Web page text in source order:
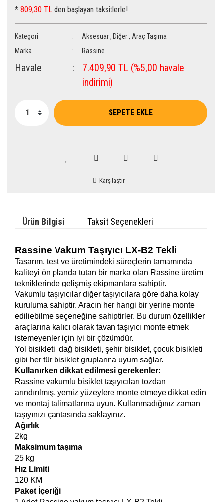
* 809,30 TL den başlayan taksitlerle!
Kategori Aksesuar , Diğer , Araç Taşıma
Marka
Rassine
Havale
7.409,90 TL (%5,00 havale
indirimi)
SEPETE EKLE
Karşılaştır
Ürün Bilgisi Taksit Seçenekleri
Rassine Vakum Taşıyıcı LX-B2 Tekli
Tasarım, test ve üretimindeki süreçlerin tamamında
kaliteyi ön planda tutan bir marka olan Rassine üretim
tekniklerinde gelişmiş ekipmanlara sahiptir.
Vakumlu taşıyıcılar diğer taşıyıcılara göre daha kolay
kuruluma sahiptir. Aracın her hangi bir yerine monte
ediliebilme seçeneğine sahiptirler. Bu durum özellikler
araçlarına kalıcı olarak tavan taşıyıcı monte etmek
istemeyenler için iyi bir çözümdür.
Yol bisikleti, dağ bisikleti, şehir bisiklet, çocuk bisikleti
gibi her tür bisiklet gruplarına uyum sağlar.
Kullanırken dikkat edilmesi gerekenler:
Rassine vakumlu bisiklet taşıyıcıları tozdan
arındırılmış, yemiz yüzeylere monte etmeye dikkat edin
ve montaj talimatlarına uyun. Kullanmadığınız zaman
taşıyınızı çantasında saklayınız.
Ağırlık
2kg
Maksimum taşıma
25 kg
Hız Limiti
120 KM
Paket İçeriği